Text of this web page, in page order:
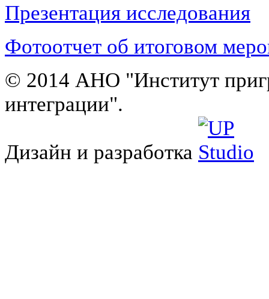
Презентация исследования
Фотоотчет об итоговом
© 2014 АНО "Институт
интеграции".
Дизайн и разработка